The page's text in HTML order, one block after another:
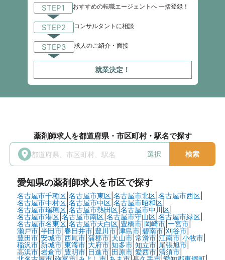
STEP1 おすすめの転職エージェントへ 一括登録！
STEP2 コンサルタントに相談
STEP3 求人のご紹介・面接
就業決定！
薬剤師求人を都道府県・市区町村・駅名で探す
選択 検索
愛知県の薬剤師求人を市区で探す
名古屋市千種区| 名古屋市東区| 名古屋市北区| 名古屋市西区|
名古屋市中村区|名古屋市中区|名古屋市昭和区|
名古屋市瑞穂区|名古屋市熱田区| 名古屋市中川区|
名古屋市港区| 名古屋市南区| 名古屋市守山区| 名古屋市緑区|
名古屋市名東区| 名古屋市天白区| 豊橋市| 岡崎市| 一宮市|
瀬戸市| 半田市| 春日井市| 豊川市| 津島市| 碧南市| 刈谷市|
豊田市|安城市|西尾市| 蒲郡市| 犬山市| 常滑市| 江南市| 小牧市|
稲沢市|新城市|東海市|大府市|知多市|知立市|尾張旭市|
高浜市|岩倉市|豊明市| 日進市|田原市|愛西市|清須市|